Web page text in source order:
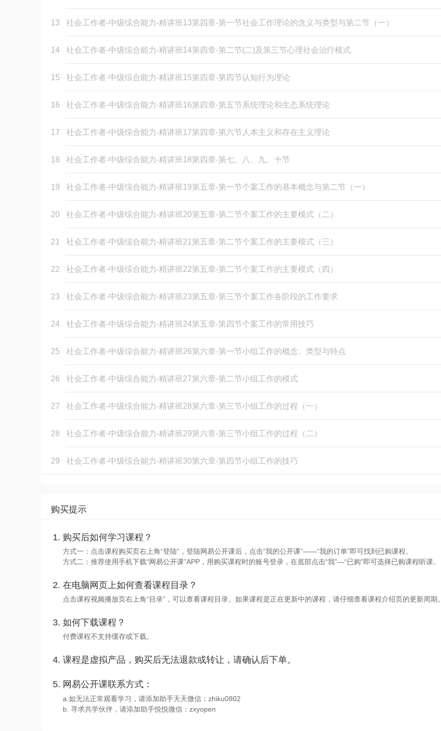
13 社会工作者-中级综合能力-精讲班13第四章-第一节社会工作理论的含义与类型与第二节（一）
14 社会工作者-中级综合能力-精讲班14第四章-第二节(二)及第三节心理社会治疗模式
15 社会工作者-中级综合能力-精讲班15第四章-第四节认知行为理论
16 社会工作者-中级综合能力-精讲班16第四章-第五节系统理论和生态系统理论
17 社会工作者-中级综合能力-精讲班17第四章-第六节人本主义和存在主义理论
18 社会工作者-中级综合能力-精讲班18第四章-第七、八、九、十节
19 社会工作者-中级综合能力-精讲班19第五章-第一节个案工作的基本概念与第二节（一）
20 社会工作者-中级综合能力-精讲班20第五章-第二节个案工作的主要模式（二）
21 社会工作者-中级综合能力-精讲班21第五章-第二节个案工作的主要模式（三）
22 社会工作者-中级综合能力-精讲班22第五章-第二节个案工作的主要模式（四）
23 社会工作者-中级综合能力-精讲班23第五章-第三节个案工作各阶段的工作要求
24 社会工作者-中级综合能力-精讲班24第五章-第四节个案工作的常用技巧
25 社会工作者-中级综合能力-精讲班26第六章-第一节小组工作的概念、类型与特点
26 社会工作者-中级综合能力-精讲班27第六章-第二节小组工作的模式
27 社会工作者-中级综合能力-精讲班28第六章-第三节小组工作的过程（一）
28 社会工作者-中级综合能力-精讲班29第六章-第三节小组工作的过程（二）
29 社会工作者-中级综合能力-精讲班30第六章-第四节小组工作的技巧
购买提示
购买后如何学习课程？
方式一：点击课程购买页右上角“登陆”，登陆网易公开课后，点击“我的公开课”——“我的订单”即可找到已购课程。
方式二：推荐使用手机下载“网易公开课”APP，用购买课程时的账号登录，在底部点击“我”—“已购”即可选择已购课程听课。
在电脑网页上如何查看课程目录？
点击课程视频播放页右上角“目录”，可以查看课程目录。如果课程是正在更新中的课程，请仔细查看课程介绍页的更新周期。
如何下载课程？
付费课程不支持缓存或下载。
课程是虚拟产品，购买后无法退款或转让，请确认后下单。
网易公开课联系方式：
a.如无法正常观看学习，请添加助手天天微信：zhiku0802
b. 寻求共学伙伴，请添加助手悦悦微信：zxyopen